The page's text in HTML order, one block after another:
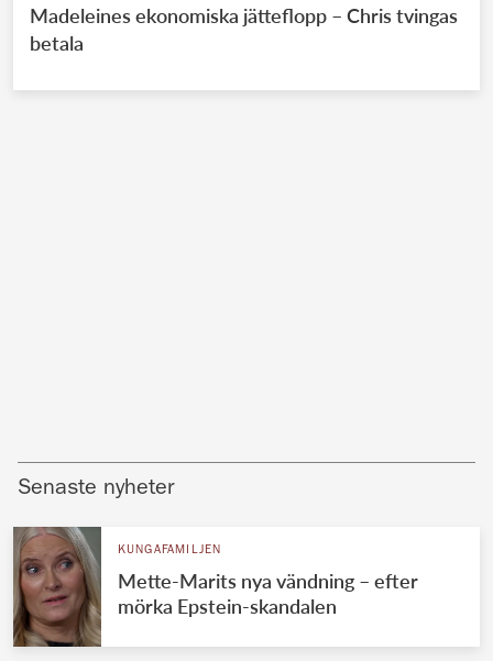
Madeleines ekonomiska jätteflopp – Chris tvingas
betala
Senaste nyheter
KUNGAFAMILJEN
Mette-Marits nya vändning – efter
mörka Epstein-skandalen